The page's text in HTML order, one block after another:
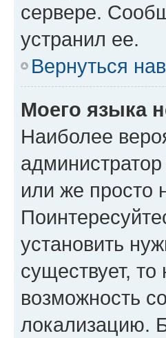
сервере.
устранил ее.
Вернуться
Моего языка
Наиболее
или же просто
установить
существует,
возможность
локализацию.